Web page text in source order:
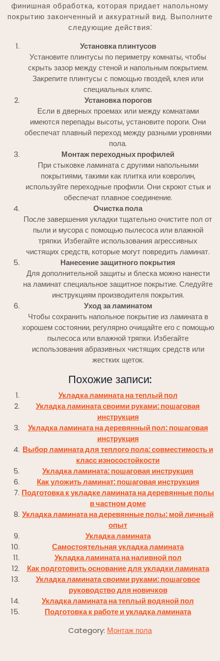
финишная обработка, которая придает напольному
покрытию законченный и аккуратный вид. Выполните
следующие действия⁚
Установка плинтусов
Установите плинтусы по периметру комнаты, чтобы
скрыть зазор между стеной и напольным покрытием.
Закрепите плинтусы с помощью гвоздей, клея или
специальных клипс.
Установка порогов
Если в дверных проемах или между комнатами
имеются перепады высоты, установите пороги. Они
обеспечат плавный переход между разными уровнями
пола.
Монтаж переходных профилей
При стыковке ламината с другими напольными
покрытиями, такими как плитка или ковролин,
используйте переходные профили. Они скроют стык и
обеспечат плавное соединение.
Очистка пола
После завершения укладки тщательно очистите пол от
пыли и мусора с помощью пылесоса или влажной
тряпки. Избегайте использования агрессивных
чистящих средств, которые могут повредить ламинат.
Нанесение защитного покрытия
Для дополнительной защиты и блеска можно нанести
на ламинат специальное защитное покрытие. Следуйте
инструкциям производителя покрытия.
Уход за ламинатом
Чтобы сохранить напольное покрытие из ламината в
хорошем состоянии, регулярно очищайте его с помощью
пылесоса или влажной тряпки. Избегайте
использования абразивных чистящих средств или
жестких щеток.
Похожие записи:
Укладка ламината на теплый пол
Укладка ламината своими руками: пошаговая
инструкция
Укладка ламината на деревянный пол: пошаговая
инструкция
Выбор ламината для теплого пола: совместимость и
класс износостойкости
Укладка ламината: пошаговая инструкция
Как уложить ламинат: пошаговая инструкция
Подготовка к укладке ламината на деревянные полы
в частном доме
Укладка ламината на деревянные полы: мой личный
опыт
Укладка ламината
Самостоятельная укладка ламината
Укладка ламината на наливной пол
Как подготовить основание для укладки ламината
Укладка ламината своими руками: пошаговое
руководство для новичков
Укладка ламината на теплый водяной пол
Подготовка к работе и укладка ламината
Category: Монтаж пола